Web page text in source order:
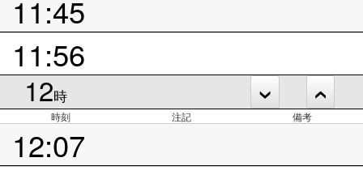
11:45
11:56
12時
時刻 注記 備考
12:07